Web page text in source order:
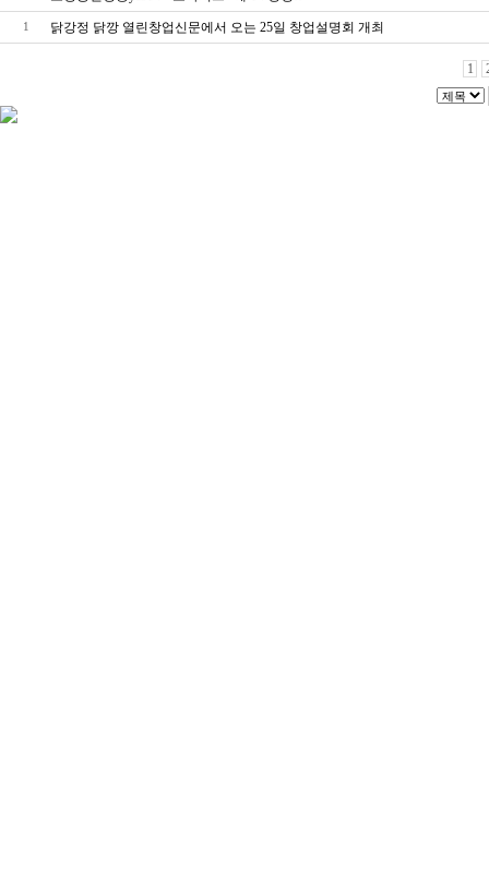
1 닭강정 닭깡 열린창업신문에서 오는 25일 창업설명회 개최
1